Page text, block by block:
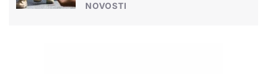
NOVOSTI